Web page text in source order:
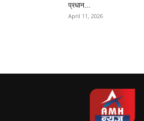
प्रधान...
April 11, 2026